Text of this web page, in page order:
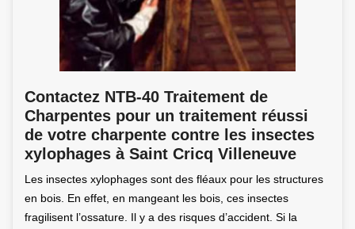
Contactez NTB-40 Traitement de
Charpentes pour un traitement réussi
de votre charpente contre les insectes
xylophages à Saint Cricq Villeneuve
Les insectes xylophages sont des fléaux pour les structures
en bois. En effet, en mangeant les bois, ces insectes
fragilisent l’ossature. Il y a des risques d’accident. Si la